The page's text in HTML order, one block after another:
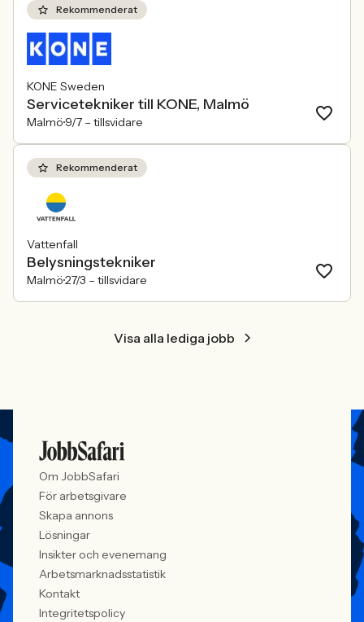
behöver kunna visa vad det betyder i
Rekommenderat
KONE Sweden
Servicetekniker till KONE, Malmö
Malmö 9/7 – tillsvidare
Rekommenderat
Vattenfall
Belysningstekniker
Malmö27/3 – tillsvidare
Visa alla lediga jobb
Om JobbSafari
För arbetsgivare
Skapa annons
Lösningar
Insikter och evenemang
Arbetsmarknadsstatistik
Kontakt
Integritetspolicy